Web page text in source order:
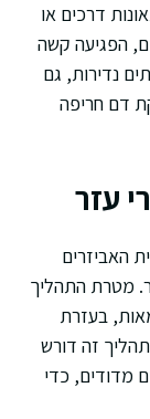
דרכים או
הפגיעה קשה
נדירות, גם
דם חריפה
עזר
האביזרים
מטרת התהליך
בעזרת
זה דורש
מדודים, כדי